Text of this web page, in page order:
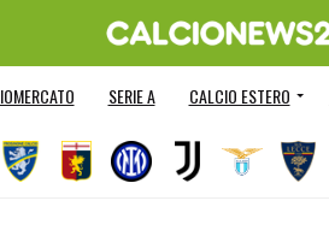
SERIE A CALCIO ESTERO